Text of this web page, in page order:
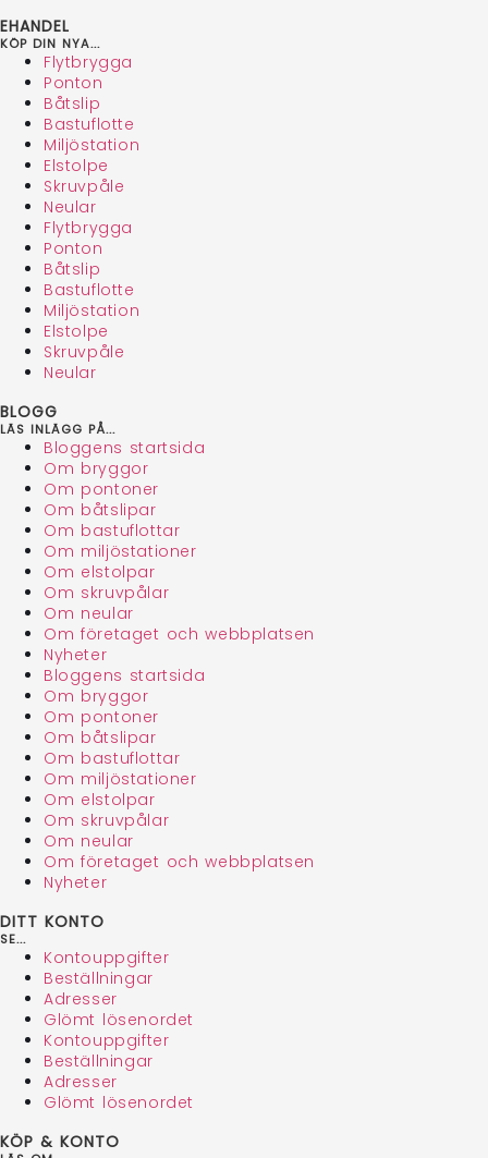
EHANDEL
KÖP DIN NYA...
Flytbrygga
Ponton
Båtslip
Bastuflotte
Miljöstation
Elstolpe
Skruvpåle
Neular
Flytbrygga
Ponton
Båtslip
Bastuflotte
Miljöstation
Elstolpe
Skruvpåle
Neular
BLOGG
LÄS INLÄGG PÅ...
Bloggens startsida
Om bryggor
Om pontoner
Om båtslipar
Om bastuflottar
Om miljöstationer
Om elstolpar
Om skruvpålar
Om neular
Om företaget och webbplatsen
Nyheter
Bloggens startsida
Om bryggor
Om pontoner
Om båtslipar
Om bastuflottar
Om miljöstationer
Om elstolpar
Om skruvpålar
Om neular
Om företaget och webbplatsen
Nyheter
DITT KONTO
SE...
Kontouppgifter
Beställningar
Adresser
Glömt lösenordet
Kontouppgifter
Beställningar
Adresser
Glömt lösenordet
KÖP & KONTO